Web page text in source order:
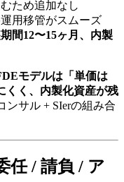
ため追加なし
用移管が​スムーズ
間12〜15ヶ月、内製
モデルは「単価は
くく、内製化資産が残
ンサル + SIerの​組み合
任 / 請負 / ア